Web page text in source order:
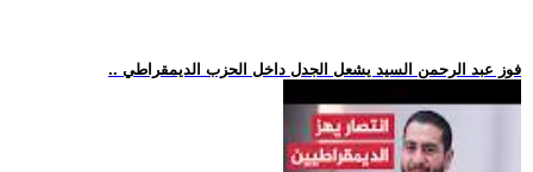
.. فوز عبد الرحمن السيد يشعل الجدل داخل الحزب الديمقراطي